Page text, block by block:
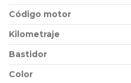
Código motor
Kilometraje
Bastidor
Color